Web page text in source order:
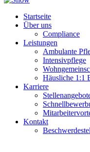
Startseite
Über uns
Compliance
Leistungen
Ambulante
Intensivpflege
Häusliche 1:1
Karriere
Kontakt